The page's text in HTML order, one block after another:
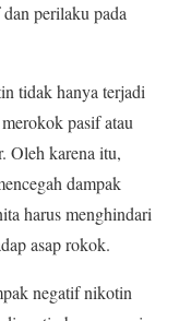
perilaku pada
tidak hanya terjadi
pasif atau
Oleh karena itu,
dampak
harus menghindari
asap rokok.
negatif nikotin